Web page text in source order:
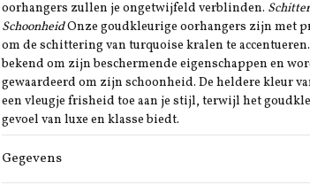
oorhangers zullen je ongetwijfeld verblinden.
SchoonheidOnze goudkleurige oorhangers zijn met
om de schittering van turquoise kralen te
bekend om zijn beschermende eigenschappen en
gewaardeerd om zijn schoonheid. De heldere kleur
een vleugje frisheid toe aan je stijl, terwijl het
gevoel van luxe en klasse biedt.
Gegevens